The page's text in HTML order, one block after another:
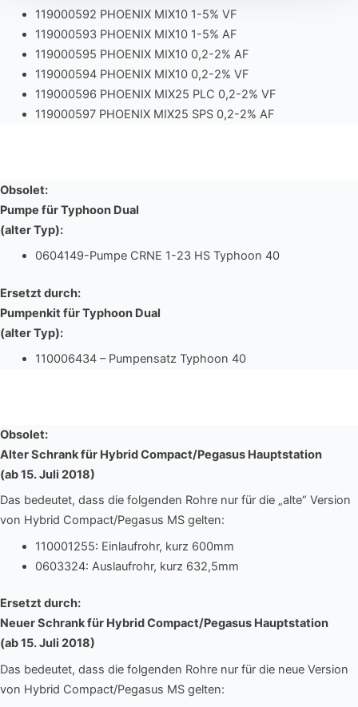
119000592 PHOENIX MIX10 1-5% VF
119000593 PHOENIX MIX10 1-5% AF
119000595 PHOENIX MIX10 0,2-2% AF
119000594 PHOENIX MIX10 0,2-2% VF
119000596 PHOENIX MIX25 PLC 0,2-2% VF
119000597 PHOENIX MIX25 SPS 0,2-2% AF
Obsolet:
Pumpe für Typhoon Dual
(alter Typ):
0604149-Pumpe CRNE 1-23 HS Typhoon 40
Ersetzt durch:
Pumpenkit für Typhoon Dual
(alter Typ):
110006434 – Pumpensatz Typhoon 40
Obsolet:
Alter Schrank für Hybrid Compact/Pegasus Hauptstation
(ab 15. Juli 2018)
Das bedeutet, dass die folgenden Rohre nur für die „alte“ Version
von Hybrid Compact/Pegasus MS gelten:
110001255: Einlaufrohr, kurz 600mm
0603324: Auslaufrohr, kurz 632,5mm
Ersetzt durch:
Neuer Schrank für Hybrid Compact/Pegasus Hauptstation
(ab 15. Juli 2018)
Das bedeutet, dass die folgenden Rohre nur für die neue Version
von Hybrid Compact/Pegasus MS gelten: